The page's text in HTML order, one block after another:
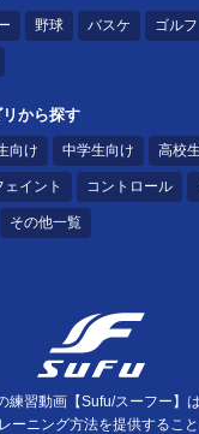
野球 バスケ ゴルフ
から探す
向け 中学生向け 高校
ェイント コントロール
その他一覧
練習動画【Sufu/スーフー】
ーニング方法を提供するこ